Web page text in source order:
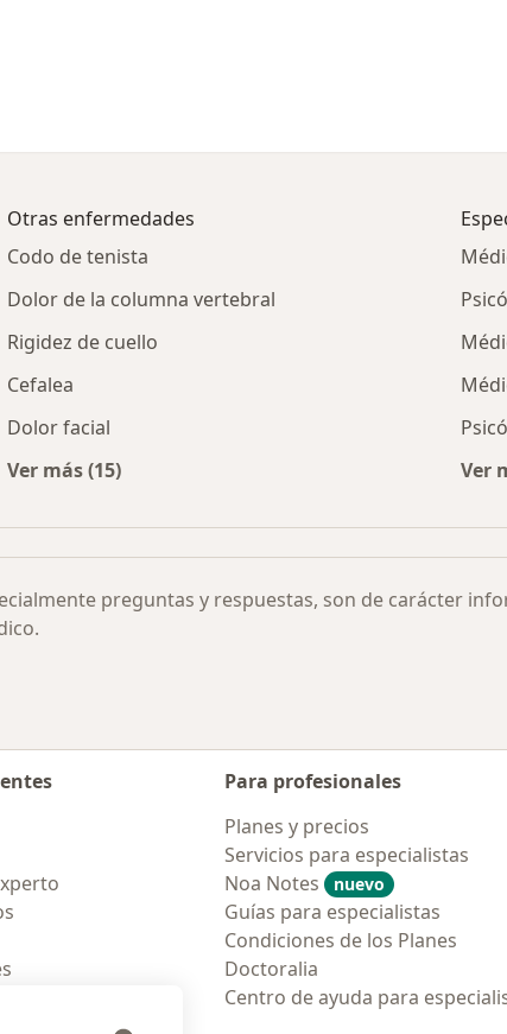
Otras enfermedades
Codo de tenista
Dolor de la columna vertebral
Rigidez de cuello
Cefalea
Dolor facial
Ver más (15)
Ver
preguntas y respuestas, son de carácter
Para profesionales
Planes y precios
Servicios para especialistas
Noa Notes
nuevo
Guías para especialistas
Condiciones de los Planes
Doctoralia
Centro de ayuda para